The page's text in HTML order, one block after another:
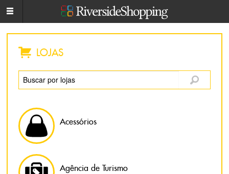
LOJAS
Acessórios
Agência de Turismo